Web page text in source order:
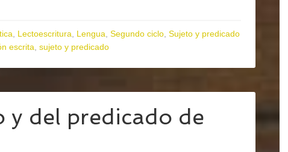
Lectoescritura Lengua Segundo ciclo Sujeto y predicado
escrita sujeto y predicado
y del predicado de